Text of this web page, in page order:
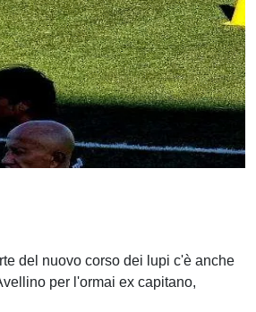
del nuovo corso dei lupi c'è anche
per l'ormai ex capitano,